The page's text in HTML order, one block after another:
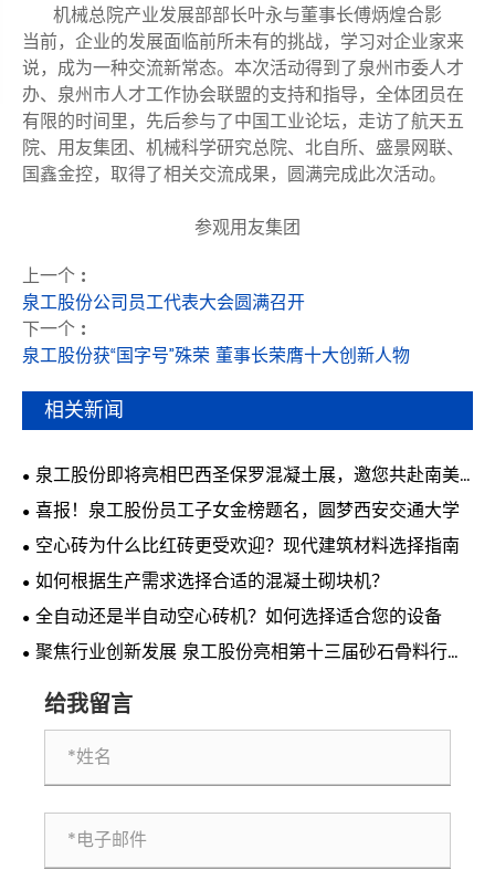
机械总院产业发展部部长叶永与董事长傅炳煌合影
当前，企业的发展面临前所未有的挑战，学习对企业家来
说，成为一种交流新常态。本次活动得到了泉州市委人才
办、泉州市人才工作协会联盟的支持和指导，全体团员在
有限的时间里，先后参与了中国工业论坛，走访了航天五
院、用友集团、机械科学研究总院、北自所、盛景网联、
国鑫金控，取得了相关交流成果，圆满完成此次活动。
参观用友集团
上一个 :
泉工股份公司员工代表大会圆满召开
下一个 :
泉工股份获“国字号”殊荣 董事长荣膺十大创新人物
相关新闻
泉工股份即将亮相巴西圣保罗混凝土展，邀您共赴南美
行业盛会
喜报！泉工股份员工子女金榜题名，圆梦西安交通大学
空心砖为什么比红砖更受欢迎？现代建筑材料选择指南
如何根据生产需求选择合适的混凝土砌块机？
全自动还是半自动空心砖机？如何选择适合您的设备
聚焦行业创新发展 泉工股份亮相第十三届砂石骨料行业
给我留言